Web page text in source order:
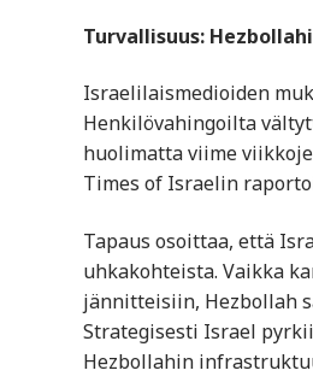
Turvallisuus:
Israelilaismedioiden
Henkilövahingoilta
huolimatta viime
Times of Israelin
Tapaus osoittaa, että
uhkakohteista. Vaikka
jännitteisiin, Hezbollah
Strategisesti Israel
Hezbollahin